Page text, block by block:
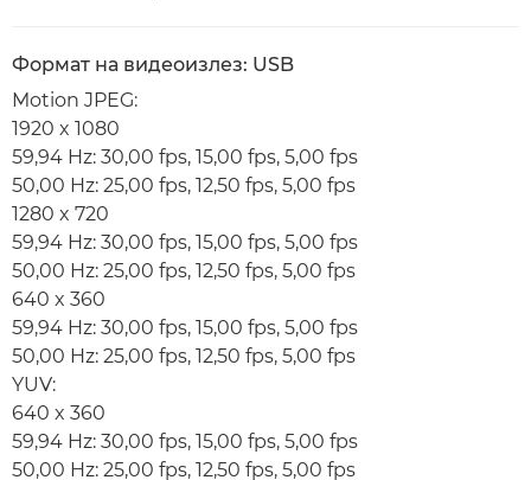
Формат на видеоизлез: USB
Motion JPEG:
1920 x 1080
59,94 Hz: 30,00 fps, 15,00 fps, 5,00 fps
50,00 Hz: 25,00 fps, 12,50 fps, 5,00 fps
1280 x 720
59,94 Hz: 30,00 fps, 15,00 fps, 5,00 fps
50,00 Hz: 25,00 fps, 12,50 fps, 5,00 fps
640 x 360
59,94 Hz: 30,00 fps, 15,00 fps, 5,00 fps
50,00 Hz: 25,00 fps, 12,50 fps, 5,00 fps
YUV:
640 x 360
59,94 Hz: 30,00 fps, 15,00 fps, 5,00 fps
50,00 Hz: 25,00 fps, 12,50 fps, 5,00 fps